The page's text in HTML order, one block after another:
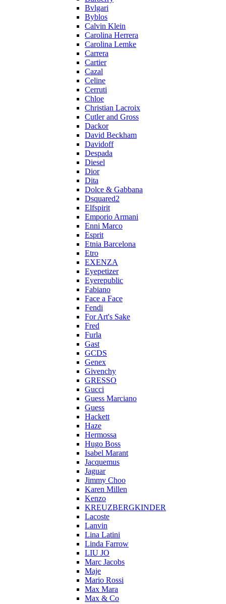
Bvlgari
Byblos
Calvin Klein
Carolina Herrera
Carolina Lemke
Carrera
Cartier
Cazal
Celine
Cerruti
Chloe
Christian Lacroix
Cutler and Gross
Dackor
David Beckham
Davidoff
Despada
Diesel
Dior
Dita
Dolce & Gabbana
Dsquared2
Elfspirit
Emporio Armani
Enni Marco
Esprit
Etnia Barcelona
Etro
EXENZA
Eyepetizer
Eyerepublic
Fabiano
Face a Face
Fendi
For Art's Sake
Fred
Furla
Gast
GCDS
Genex
Givenchy
GRESSO
Gucci
Guess Marciano
Guess
Hackett
Haze
Hermossa
Hugo Boss
Isabel Marant
Jacquemus
Jaguar
Jimmy Choo
Karen Millen
Kenzo
KREUZBERGKINDER
Lacoste
Lanvin
Lina Latini
Linda Farrow
LIU JO
Marc Jacobs
Maje
Mario Rossi
Max Mara
Max & Co